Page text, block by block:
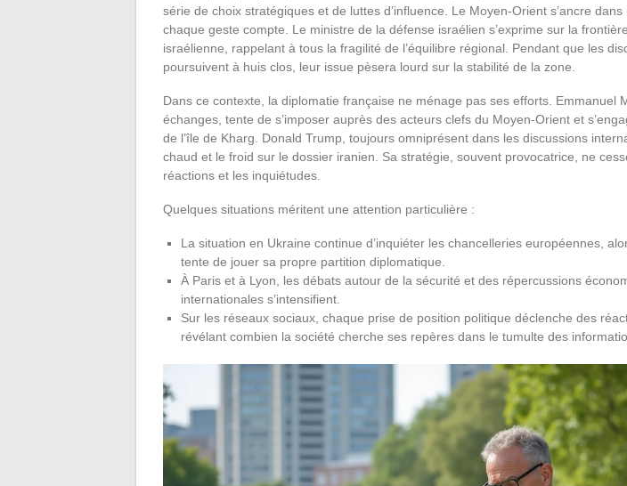
série de choix stratégiques et de luttes d’influence. Le Moyen-Orient s’ancre
chaque geste compte. Le ministre de la défense israélien s’exprime sur la
israélienne, rappelant à tous la fragilité de l’équilibre régional. Pendant que les
poursuivent à huis clos, leur issue pèsera lourd sur la stabilité de la zone.
Dans ce contexte, la diplomatie française ne ménage pas ses efforts. Emmanuel
échanges, tente de s’imposer auprès des acteurs clefs du Moyen-Orient et
de l’île de Kharg. Donald Trump, toujours omniprésent dans les discussions
chaud et le froid sur le dossier iranien. Sa stratégie, souvent provocatrice, ne
réactions et les inquiétudes.
Quelques situations méritent une attention particulière :
La situation en Ukraine continue d’inquiéter les chancelleries européennes,
tente de jouer sa propre partition diplomatique.
À Paris et à Lyon, les débats autour de la sécurité et des répercussions
internationales s’intensifient.
Sur les réseaux sociaux, chaque prise de position politique déclenche des
révélant combien la société cherche ses repères dans le tumulte des